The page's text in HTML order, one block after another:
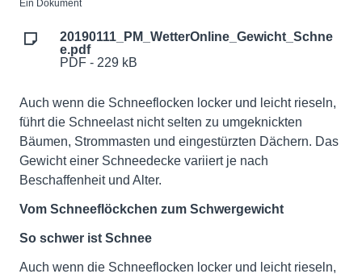
Ein Dokument
20190111_PM_WetterOnline_Gewicht_Schne
e.pdf
PDF - 229 kB
Auch wenn die Schneeflocken locker und leicht rieseln,
führt die Schneelast nicht selten zu umgeknickten
Bäumen, Strommasten und eingestürzten Dächern. Das
Gewicht einer Schneedecke variiert je nach
Beschaffenheit und Alter.
Vom Schneeflöckchen zum Schwergewicht
So schwer ist Schnee
Auch wenn die Schneeflocken locker und leicht rieseln,